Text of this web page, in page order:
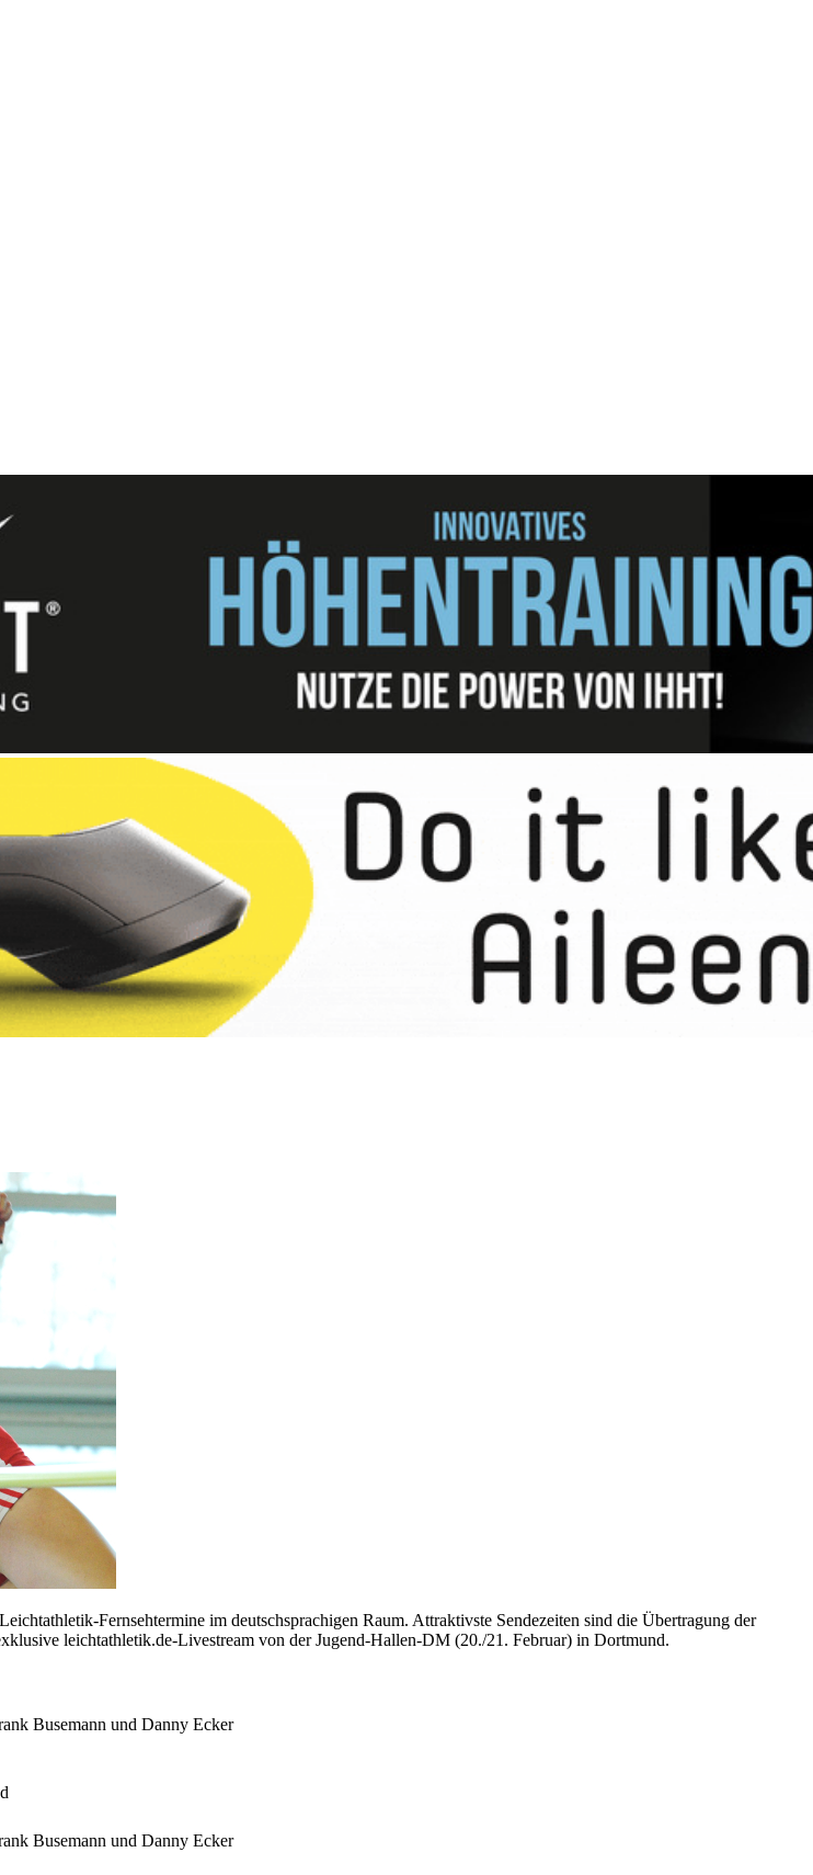
Fernsehtermine im deutschsprachigen Raum. Attraktivste Sendezeiten sind die Übertragung der
leichtathletik.de-Livestream von der Jugend-Hallen-DM (20./21. Februar) in Dortmund.
Busemann und Danny Ecker
Busemann und Danny Ecker